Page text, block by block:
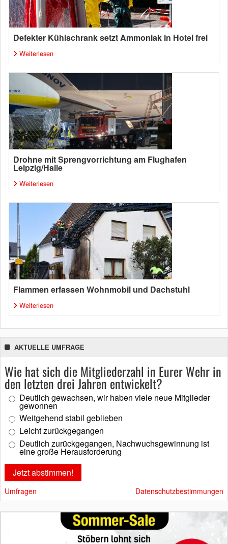
Defekter Kühlschrank setzt Ammoniak in Hotel frei
Weiterlesen
Drohne mit Sprengvorrichtung am Flughafen
Leipzig/Halle
Weiterlesen
Flammen erfassen Wohnmobil und Dachstuhl
Weiterlesen
AKTUELLE UMFRAGE
Wie hat sich die Mitgliederzahl in Eurer Wehr in
den letzten drei Jahren entwickelt?
Deutlich gewachsen, wir haben viele neue Mitglieder
gewonnen
Weitgehend stabil geblieben
Leicht zurückgegangen
Deutlich zurückgegangen, Nachwuchsgewinnung ist
eine große Herausforderung
Umfragen Datenschutzbestimmungen